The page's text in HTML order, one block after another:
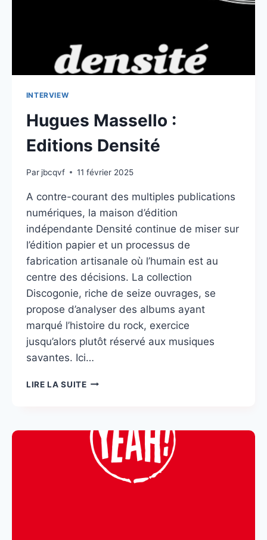
INTERVIEW
Hugues Massello :
Editions Densité
Par jbcqvf 11 février 2025
A contre-courant des multiples publications
numériques, la maison d’édition
indépendante Densité continue de miser sur
l’édition papier et un processus de
fabrication artisanale où l’humain est au
centre des décisions. La collection
Discogonie, riche de seize ouvrages, se
propose d’analyser des albums ayant
marqué l’histoire du rock, exercice
jusqu’alors plutôt réservé aux musiques
savantes. Ici…
LIRE LA SUITEHUGUES
DENSITÉ